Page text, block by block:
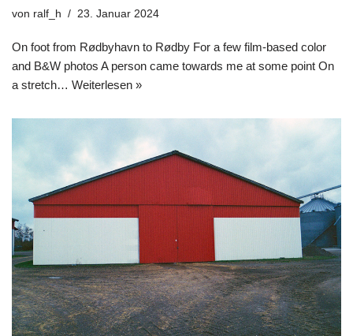
von ralf_h 23. Januar 2024
On foot from Rødbyhavn to Rødby For a few film-based color
and B&W photos A person came towards me at some point On
a stretch… Weiterlesen »